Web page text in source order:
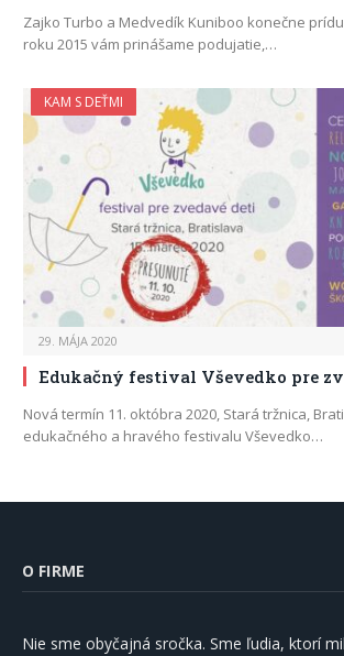
Zajko Turbo a Medvedík Kuniboo konečne
roku 2015 vám prinášame podujatie,…
KAM S DEŤMI
29. MÁJA 2020
Edukačný festival Vševedko pre
Nová termín 11. októbra 2020, Stará tržnica,
edukačného a hravého festivalu Vševedko…
O FIRME
Nie sme obyčajná sročka. Sme ľudia, ktorí